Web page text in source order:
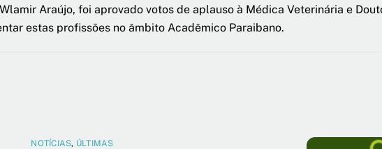
Araújo, foi aprovado votos de aplauso à Médica Veterinária e
estas profissões no âmbito Acadêmico Paraibano.
NOTÍCIAS, ÚLTIMAS